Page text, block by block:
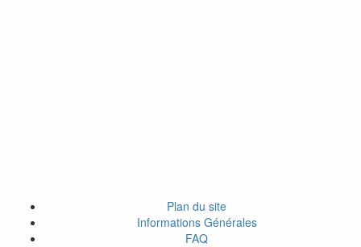
Plan du site
Informations Générales
FAQ